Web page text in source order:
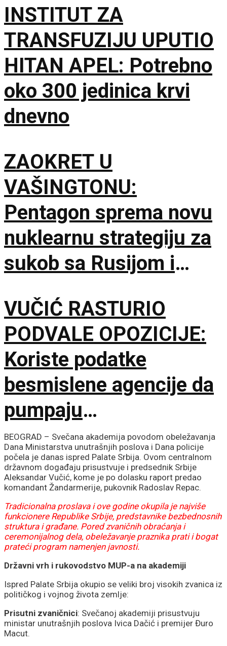
INSTITUT ZA
TRANSFUZIJU UPUTIO
HITAN APEL: Potrebno
oko 300 jedinica krvi
dnevno
ZAOKRET U
VAŠINGTONU:
Pentagon sprema novu
nuklearnu strategiju za
sukob sa Rusijom i
VUČIĆ RASTURIO
PODVALE OPOZICIJE:
Koriste podatke
besmislene agencije da
pumpaju
samopouzdanje, a
sakrili prave brojeve
BEOGRAD – Svečana akademija povodom obeležavanja
Dana Ministarstva unutrašnjih poslova i Dana policije
počela je danas ispred Palate Srbija. Ovom centralnom
državnom događaju prisustvuje i predsednik Srbije
Aleksandar Vučić, kome je po dolasku raport predao
komandant Žandarmerije, pukovnik Radoslav Repac.
Tradicionalna proslava i ove godine okupila je najviše
funkcionere Republike Srbije, predstavnike bezbednosnih
struktura i građane. Pored zvaničnih obraćanja i
ceremonijalnog dela, obeležavanje praznika prati i bogat
prateći program namenjen javnosti.
Državni vrh i rukovodstvo MUP-a na akademiji
Ispred Palate Srbija okupio se veliki broj visokih zvanica iz
političkog i vojnog života zemlje:
Prisutni zvaničnici: Svečanoj akademiji prisustvuju
ministar unutrašnjih poslova Ivica Dačić i premijer Đuro
Macut.